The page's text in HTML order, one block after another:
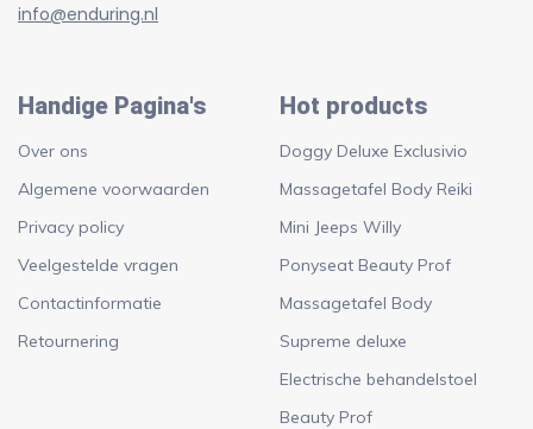
info@enduring.nl
Handige Pagina's
Over ons
Algemene voorwaarden
Privacy policy
Veelgestelde vragen
Contactinformatie
Retournering
Hot products
Doggy Deluxe Exclusivio
Massagetafel Body Reiki
Mini Jeeps Willy
Ponyseat Beauty Prof
Massagetafel Body
Supreme deluxe
Electrische behandelstoel
Beauty Prof